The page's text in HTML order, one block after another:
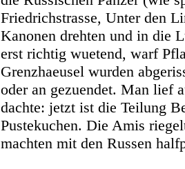
Friedrichstrasse, Unter den
Kanonen drehten und in die
erst richtig wuetend, warf
Grenzhaeusel wurden
oder an gezuendet. Man lief
dachte: jetzt ist die Teilung
Pustekuchen. Die Amis
machten mit den Russen